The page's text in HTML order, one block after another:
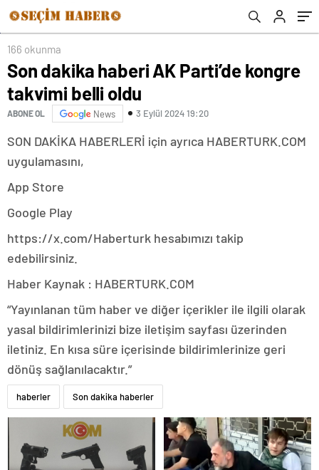
166 okunma
Son dakika haberi AK Parti’de kongre
takvimi belli oldu
ABONE OL News 3 Eylül 2024 19:20
SON DAKİKA HABERLERİ için ayrıca HABERTURK.COM
uygulamasını,
App Store
Google Play
https://x.com/Haberturk hesabımızı takip
edebilirsiniz.
Haber Kaynak : HABERTURK.COM
“Yayınlanan tüm haber ve diğer içerikler ile ilgili olarak
yasal bildirimlerinizi bize iletişim sayfası üzerinden
iletiniz. En kısa süre içerisinde bildirimlerinize geri
dönüş sağlanılacaktır.”
haberler Son dakika haberler